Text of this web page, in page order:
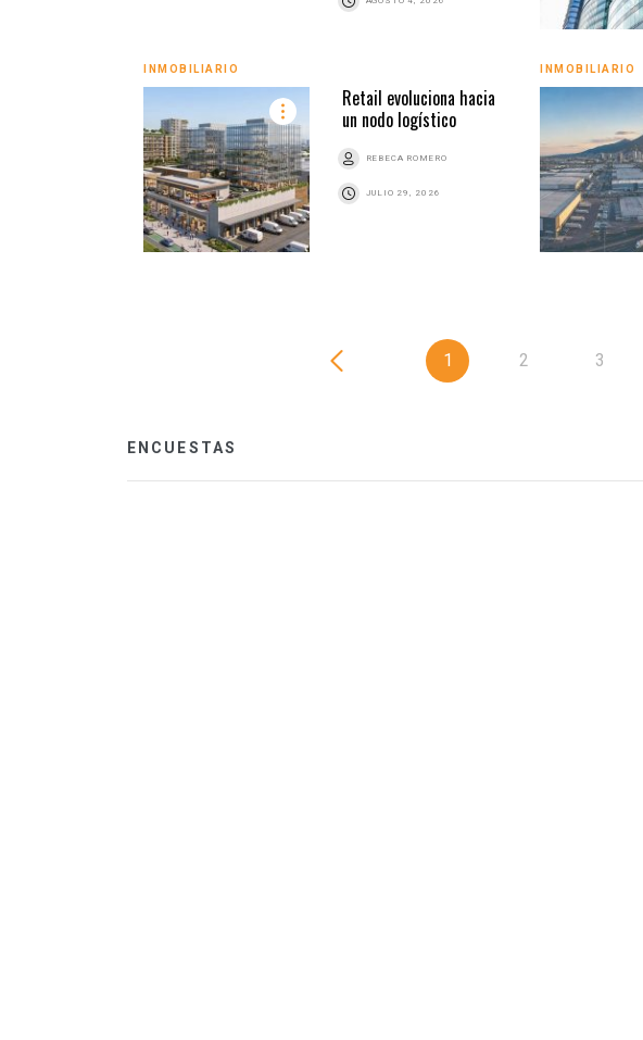
INMOBILIARIO
Retail evoluciona hacia
un nodo logístico
REBECA ROMERO
JULIO 29, 2026
INMOBILIARIO
1 2 3
ENCUESTAS